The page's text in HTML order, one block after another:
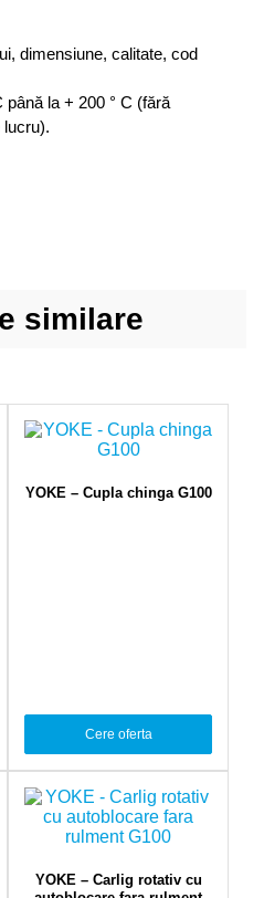
dimensiune, calitate, cod
până la + 200 ° C (fără
similare
YOKE – Cupla chinga G100
Cere oferta
YOKE – Carlig rotativ cu